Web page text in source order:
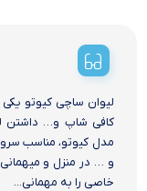
لیوان ساچی کیوتو یکی
کافی شاپ و… داشتن
مدل کیوتو، مناسب سرو
و … در منزل و میهمانی
خاصی را به مهمانی...